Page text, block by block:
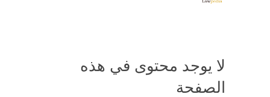
لا يوجد محتوى في هذه
الصفحة